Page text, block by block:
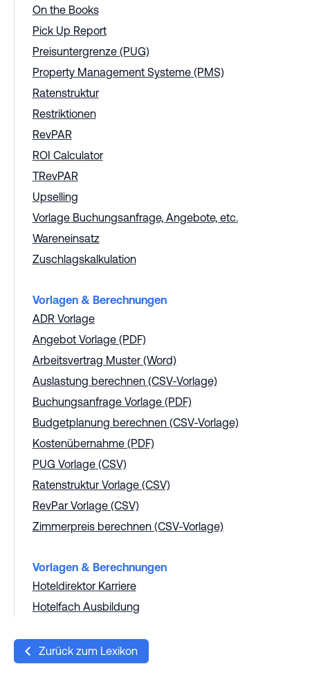
On the Books
Pick Up Report
Preisuntergrenze (PUG)
Property Management Systeme (PMS)
Ratenstruktur
Restriktionen
RevPAR
ROI Calculator
TRevPAR
Upselling
Vorlage Buchungsanfrage, Angebote, etc.
Wareneinsatz
Zuschlagskalkulation
Vorlagen & Berechnungen
ADR Vorlage
Angebot Vorlage (PDF)
Arbeitsvertrag Muster (Word)
Auslastung berechnen (CSV-Vorlage)
Buchungsanfrage Vorlage (PDF)
Budgetplanung berechnen (CSV-Vorlage)
Kostenübernahme (PDF)
PUG Vorlage (CSV)
Ratenstruktur Vorlage (CSV)
RevPar Vorlage (CSV)
Zimmerpreis berechnen (CSV-Vorlage)
Vorlagen & Berechnungen
Hoteldirektor Karriere
Hotelfach Ausbildung
Zurück zum Lexikon